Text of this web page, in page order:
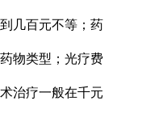
几百元不等；药
物类型；光疗费
治疗一般在千元